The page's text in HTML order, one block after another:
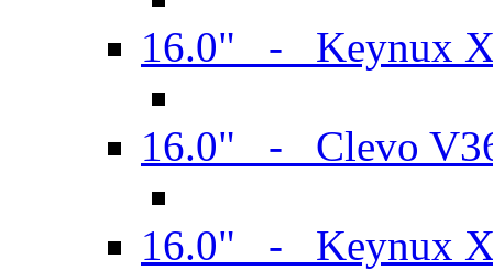
16.0" - Keynux
16.0" - Clevo
16.0" - Keynux